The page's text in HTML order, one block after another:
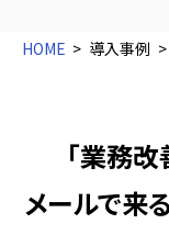
HOME 導入事例
「業務
メールで来